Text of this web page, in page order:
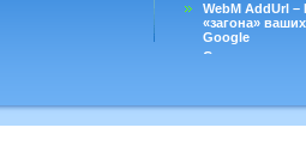
WebM AddUrl
«загона»
Google
Существует